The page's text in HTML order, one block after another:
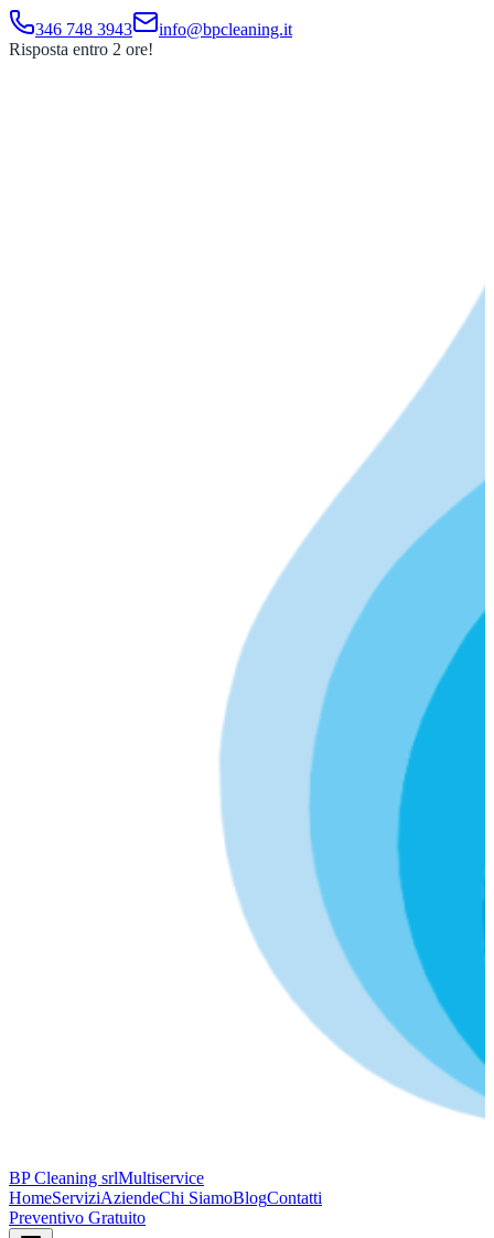
346 748 3943
info@bpcleaning.it
Risposta entro 2 ore!
BP Cleaning srlMultiservice
HomeServiziAziendeChi SiamoBlogContatti
Preventivo Gratuito